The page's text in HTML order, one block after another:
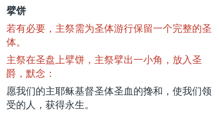
擘饼
若有必要，主祭需为圣体游行保留一个完整的圣
体。
主祭在圣盘上擘饼，主祭擘出一小角，放入圣
爵，默念：
愿我们的主耶稣基督圣体圣血的搀和，使我们领
受的人，获得永生。